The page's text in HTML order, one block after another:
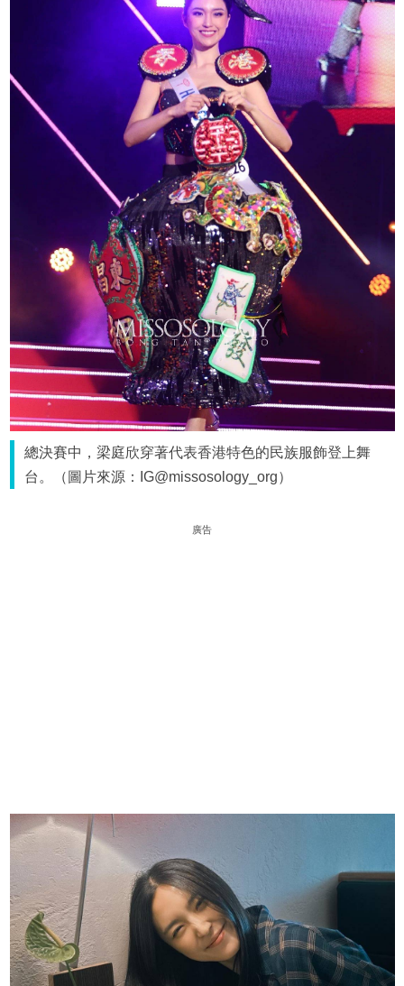
總決賽中，梁庭欣穿著代表香港特色的民族服飾登上舞
台。（圖片來源：IG@missosology_org）
廣告